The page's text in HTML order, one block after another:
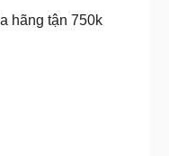
hãng tận 750k